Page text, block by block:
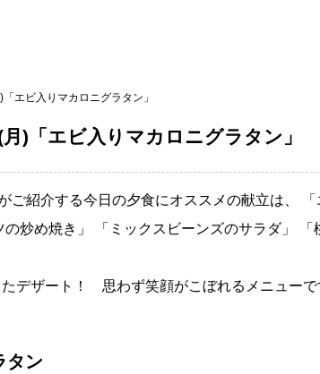
エビ入りマカロニグラタン」
)「エビ入りマカロニグラタン」
ご紹介する今日の夕食にオススメの献立は、 「
炒め焼き」 「ミックスビーンズのサラダ」 「
デザート！ 思わず笑顔がこぼれるメニューで
タン